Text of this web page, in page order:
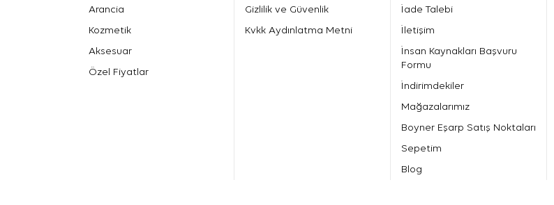
Arancia
Kozmetik
Aksesuar
Özel Fiyatlar
Gizlilik ve Güvenlik
Kvkk Aydınlatma Metni
İade Talebi
İletişim
İnsan Kaynakları Başvuru
Formu
İndirimdekiler
Mağazalarımız
Boyner Eşarp Satış Noktaları
Sepetim
Blog